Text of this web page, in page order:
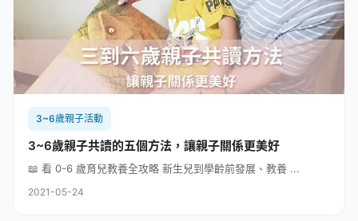
3~6歲親子活動
3~6歲親子共讀的五個方法，讓親子關係更美好
📖 看 0-6 歲育兒教養全攻略 新生兒到學齡前發展、教養 ...
2021-05-24